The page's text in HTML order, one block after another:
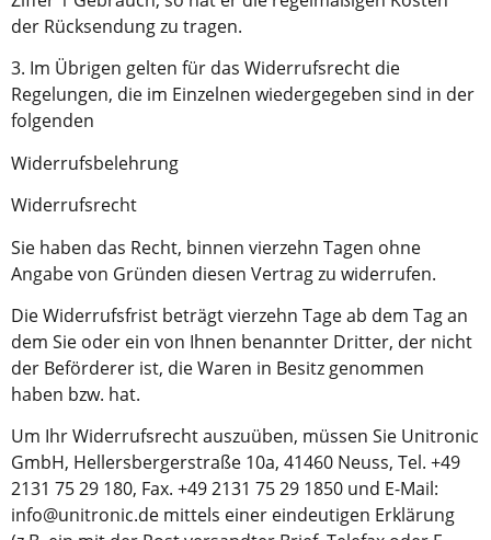
der Rücksendung zu tragen.
3. Im Übrigen gelten für das Widerrufsrecht die
Regelungen, die im Einzelnen wiedergegeben sind in der
folgenden
Widerrufsbelehrung
Widerrufsrecht
Sie haben das Recht, binnen vierzehn Tagen ohne
Angabe von Gründen diesen Vertrag zu widerrufen.
Die Widerrufsfrist beträgt vierzehn Tage ab dem Tag an
dem Sie oder ein von Ihnen benannter Dritter, der nicht
der Beförderer ist, die Waren in Besitz genommen
haben bzw. hat.
Um Ihr Widerrufsrecht auszuüben, müssen Sie Unitronic
GmbH, Hellersbergerstraße 10a, 41460 Neuss, Tel. +49
2131 75 29 180, Fax. +49 2131 75 29 1850 und E-Mail:
info@unitronic.de mittels einer eindeutigen Erklärung